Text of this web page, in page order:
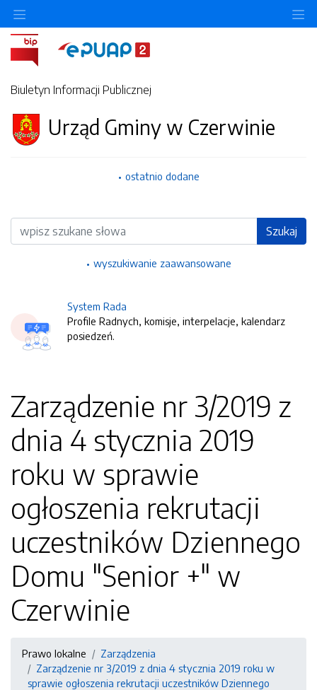
Biuletyn Informacji Publicznej
Urząd Gminy w Czerwinie
ostatnio dodane
Wyszukiwarka Szukaj
wyszukiwanie zaawansowane
System Rada
Profile Radnych, komisje, interpelacje, kalendarz
posiedzeń.
Zarządzenie nr 3/2019 z
dnia 4 stycznia 2019
roku w sprawie
ogłoszenia rekrutacji
uczestników Dziennego
Domu "Senior +" w
Czerwinie
Prawo lokalne
Zarządzenia
Zarządzenie nr 3/2019 z dnia 4 stycznia 2019 roku w
sprawie ogłoszenia rekrutacji uczestników Dziennego